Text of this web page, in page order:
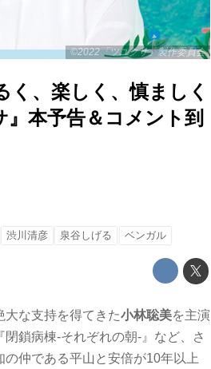
©2022「ツユクサ」製作委員会
く、楽しく、慎ましく
本予告＆コメント到
渋川清彦 泉谷しげる ベンガル
大な支持を得てきた小林聡美を主演
鎖病棟-それぞれの朝-』など、さ
の仲である平山と安倍が10年以上